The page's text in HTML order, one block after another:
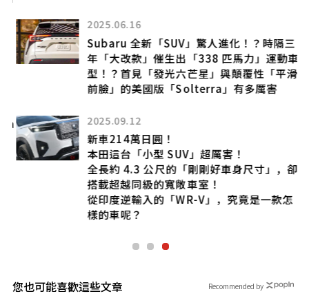
2025.06.16
Subaru 全新「SUV」驚人進化！？時隔三
年「大改款」催生出「338 匹馬力」運動車
型！？首見「發光六芒星」與顛覆性「平滑
前臉」的美國版「Solterra」有多厲害
2025.09.12
新車214萬日圓！
本田這台「小型 SUV」超厲害！
全長約 4.3 公尺的「剛剛好車身尺寸」，卻
搭載超越同級的寬敞車室！
從印度逆輸入的「WR-V」，究竟是一款怎
樣的車呢？
您也可能喜歡這些文章 Recommended by